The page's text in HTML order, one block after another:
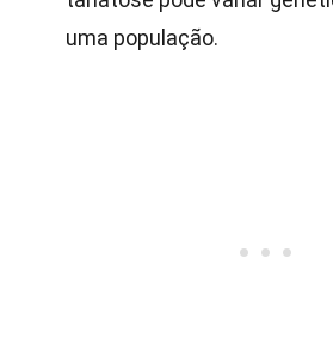
uma população.